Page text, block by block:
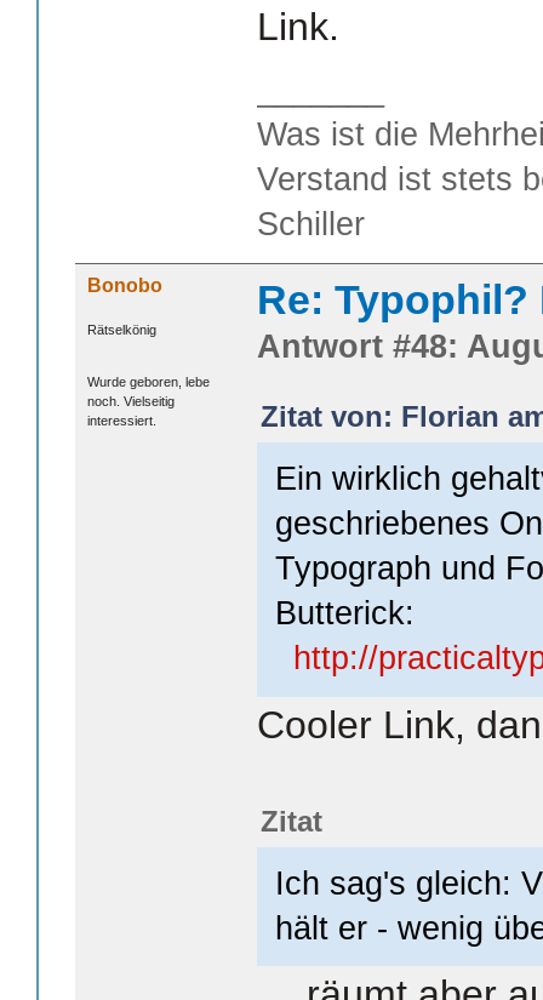
Link.
Was ist die
Verstand ist stets
Schiller
Bonobo
Rätselkönig
Wurde geboren, lebe
noch. Vielseitig
interessiert.
Re:
Antwort #48:
Zitat von: Florian
Ein wirklich
geschriebenes
Typograph und
Butterick:
http://
Cooler Link,
Zitat
Ich sag's gleich:
hält er - wenig